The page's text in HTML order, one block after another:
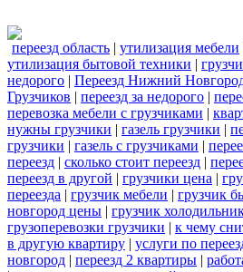
переезд область | утилизация мебели
утилизация бытовой техники |
недорого | Переезд Нижний
Грузчиков | переезд за недорого |
перевозка мебели с грузчиками |
нужны грузчики | газель грузчики |
грузчики | газель с грузчиками |
переезд | сколько стоит переезд |
переезд в другой | грузчики цена |
переезда | грузчик мебели | грузчик
новгород цены | грузчик
грузоперевозки грузчики | к чему
в другую квартиру | услуги по
новгород | переезд 2 квартиры |